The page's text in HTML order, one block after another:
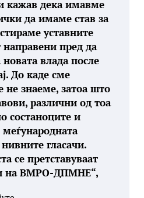
кажав дека имавме
да имаме став за
уставните
пред да
влада после
До каде сме
не знаеме, затоа што
различни од тоа
состаноците и
гласачи.
се претставуваат
на ВМРО-ДПМНЕ“,